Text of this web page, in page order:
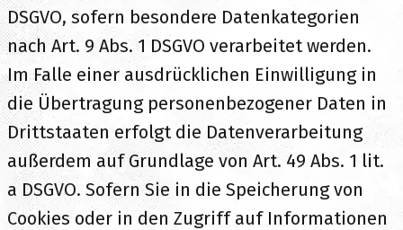
DSGVO, sofern besondere Datenkategorien
nach Art. 9 Abs. 1 DSGVO verarbeitet werden.
Im Falle einer ausdrücklichen Einwilligung in
die Übertragung personenbezogener Daten in
Drittstaaten erfolgt die Datenverarbeitung
außerdem auf Grundlage von Art. 49 Abs. 1 lit.
a DSGVO. Sofern Sie in die Speicherung von
Cookies oder in den Zugriff auf Informationen